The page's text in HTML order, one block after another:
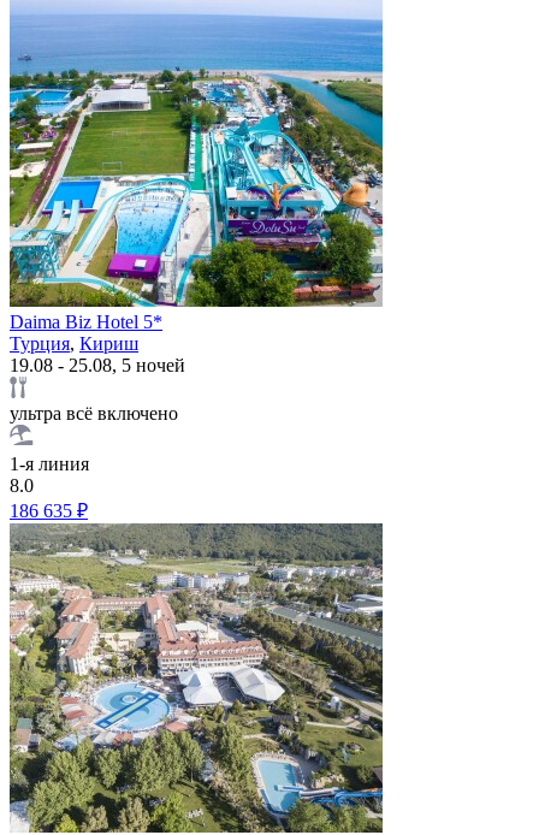
Daima Biz Hotel 5*
Турция, Кириш
19.08 - 25.08, 5 ночей
ультра всё включено
1-я линия
8.0
186 635 ₽